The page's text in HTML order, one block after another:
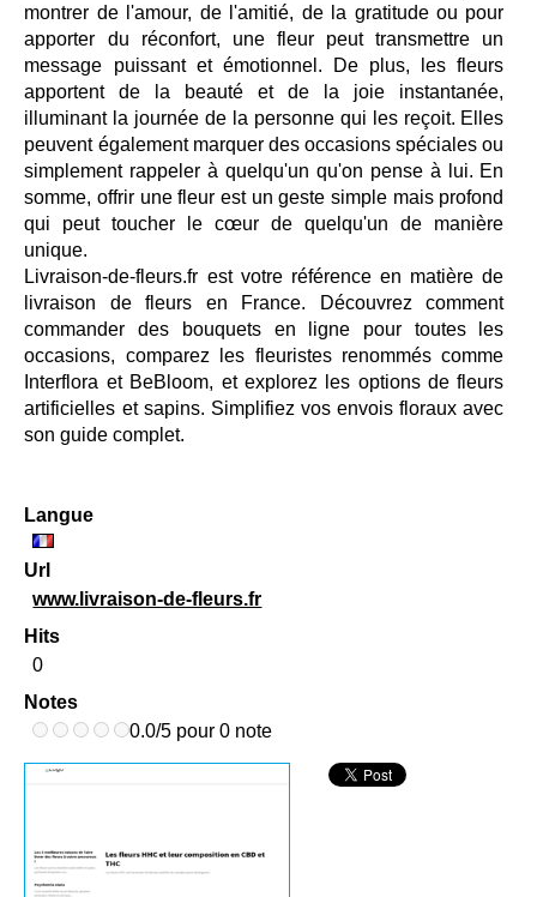
montrer de l'amour, de l'amitié, de la gratitude ou pour
apporter du réconfort, une fleur peut transmettre un
message puissant et émotionnel. De plus, les fleurs
apportent de la beauté et de la joie instantanée,
illuminant la journée de la personne qui les reçoit. Elles
peuvent également marquer des occasions spéciales ou
simplement rappeler à quelqu'un qu'on pense à lui. En
somme, offrir une fleur est un geste simple mais profond
qui peut toucher le cœur de quelqu'un de manière
unique.
Livraison-de-fleurs.fr est votre référence en matière de
livraison de fleurs en France. Découvrez comment
commander des bouquets en ligne pour toutes les
occasions, comparez les fleuristes renommés comme
Interflora et BeBloom, et explorez les options de fleurs
artificielles et sapins. Simplifiez vos envois floraux avec
son guide complet.
Langue
Url
www.livraison-de-fleurs.fr
Hits
0
Notes
0.0/5 pour 0 note